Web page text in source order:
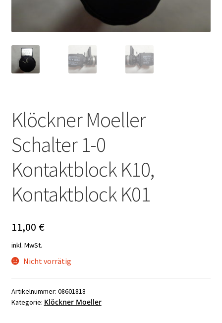
Klöckner Moeller
Schalter 1-0
Kontaktblock K10,
Kontaktblock K01
11,00 €
inkl. MwSt.
Nicht vorrätig
Artikelnummer: 08601818
Kategorie: Klöckner Moeller